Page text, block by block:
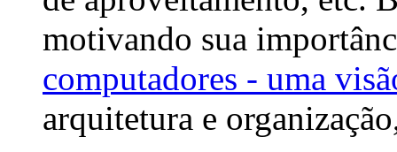
motivando sua
computadores - uma
arquitetura e